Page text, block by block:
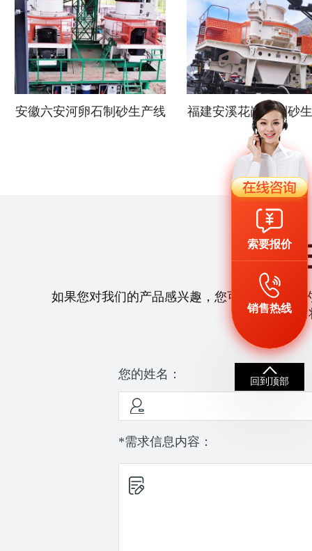
安徽六安河卵石制砂生产线 福建安溪花岗岩制砂
如果您对我们的产品感兴趣，您可以拨打我们
您的姓名：
*需求信息内容：
索要报价
销售热线
回到顶部